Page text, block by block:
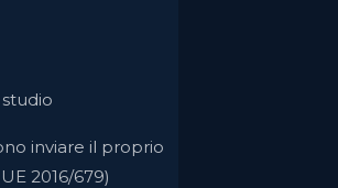
inviare il proprio
2016/679)